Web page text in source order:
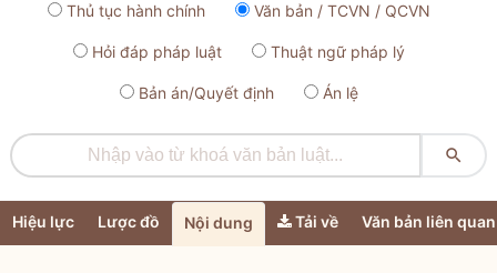
Thủ tục hành chính Văn bản / TCVN / QCVN
Hỏi đáp pháp luật Thuật ngữ pháp lý
Bản án/Quyết định Án lệ

Hiệu lực Lược đồ Nội dung Tải về Văn bản liên quan